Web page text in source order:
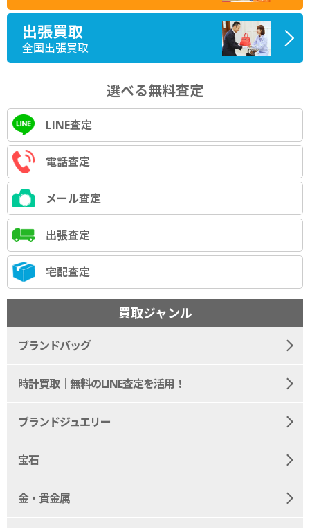
出張買取
全国出張買取
選べる無料査定
LINE査定
電話査定
メール査定
出張査定
宅配査定
買取ジャンル
ブランドバッグ
時計買取｜無料のLINE査定を活用！
ブランドジュエリー
宝石
金・貴金属